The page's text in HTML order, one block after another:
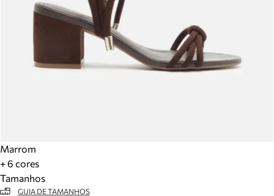
Marrom
+ 6 cores
Tamanhos
GUIA DE TAMANHOS